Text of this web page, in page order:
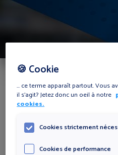
Les
🍪 Cookie
... ce terme apparaît partout. Vous
il s'agit? Jetez donc un oeil à notre
cookies.
Cookies strictement
Cookies de performance